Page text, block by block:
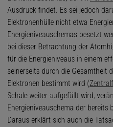
Ausdruck findet. Es sei jedoch
Elektronenhülle nicht etwa
Energieniveauschemas besetzt
bei dieser Betrachtung der
für die Energieniveaus in einem
seinerseits durch die Gesamtheit
Elektronen bestimmt wird (
Schale weiter aufgefüllt wird,
Energieniveauschema der bereits
Daraus erklärt sich auch die